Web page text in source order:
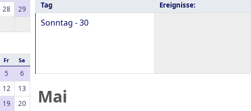
28
29
Fr Sa
5
6
12
13
19
20
Tag Ereignisse:
Sonntag - 30
Mai